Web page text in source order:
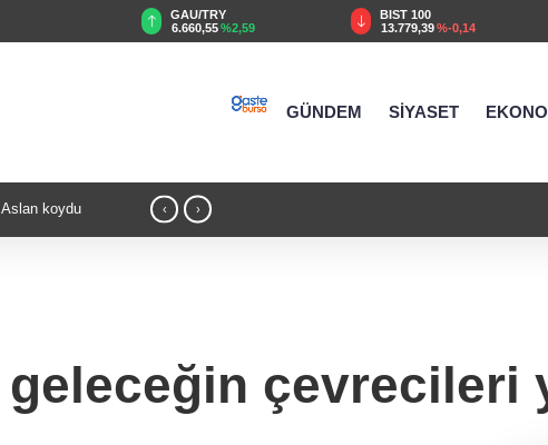
BIST 100
13.779,39%-0,14
USD
47,6787%0,18
GÜNDEM SİYASET
obje ele geçirildi ‹ ›
geleceğin çevrecileri